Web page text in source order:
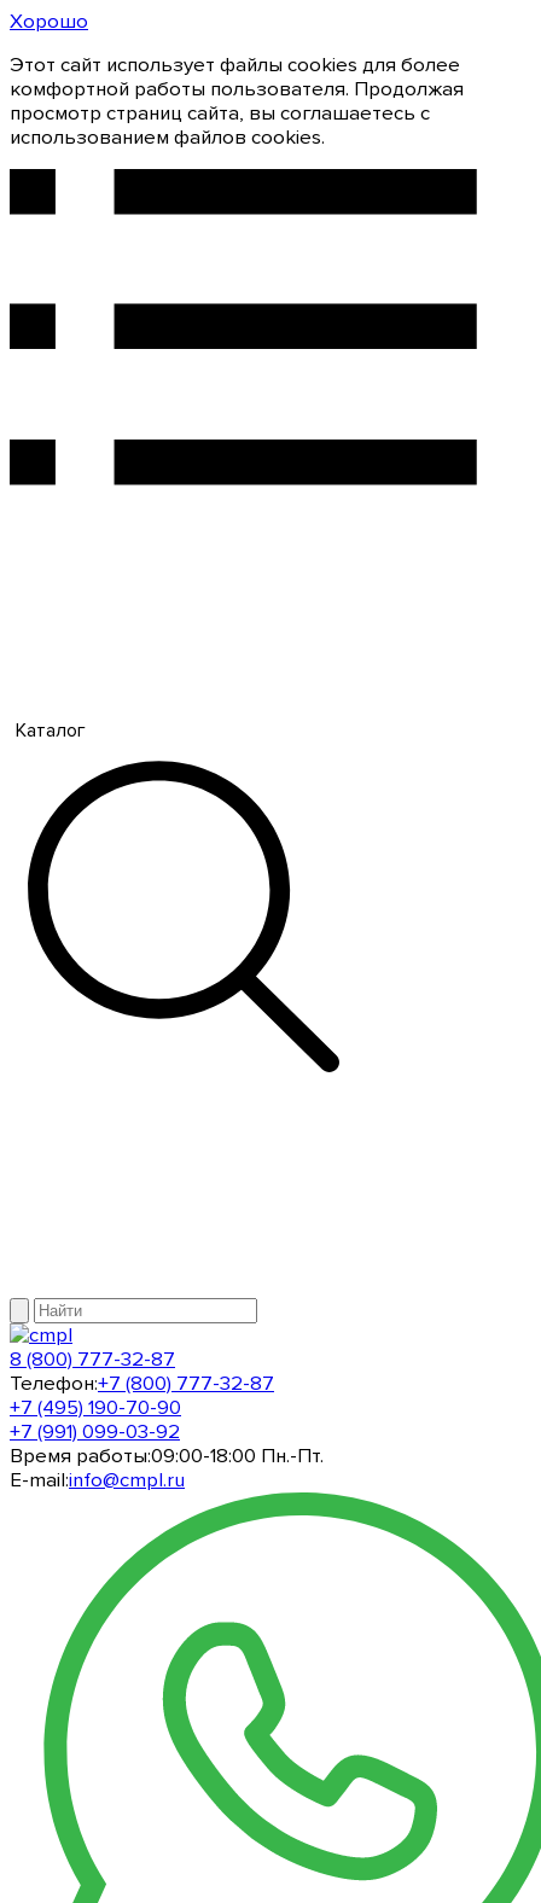
Хорошо
Этот сайт использует файлы cookies для более
комфортной работы пользователя. Продолжая
просмотр страниц сайта, вы соглашаетесь с
использованием файлов cookies.
Каталог
8 (800) 777-32-87
Телефон:+7 (800) 777-32-87
+7 (495) 190-70-90
+7 (991) 099-03-92
Время работы:09:00-18:00 Пн.-Пт.
E-mail:info@cmpl.ru